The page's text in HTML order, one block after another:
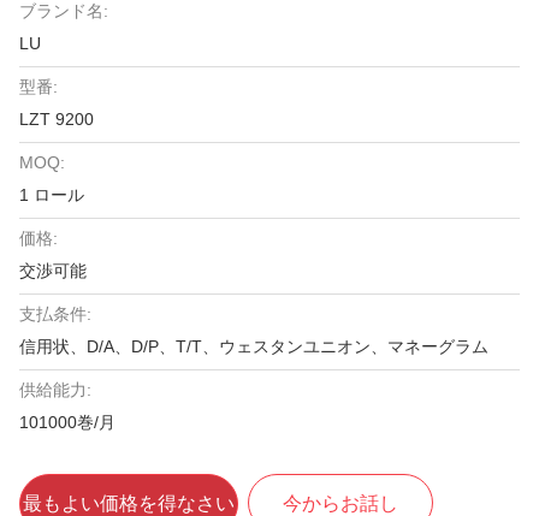
ブランド名:
LU
型番:
LZT 9200
MOQ:
1 ロール
価格:
交渉可能
支払条件:
信用状、D/A、D/P、T/T、ウェスタンユニオン、マネーグラム
供給能力:
101000巻/月
最もよい価格を得なさい 今からお話し